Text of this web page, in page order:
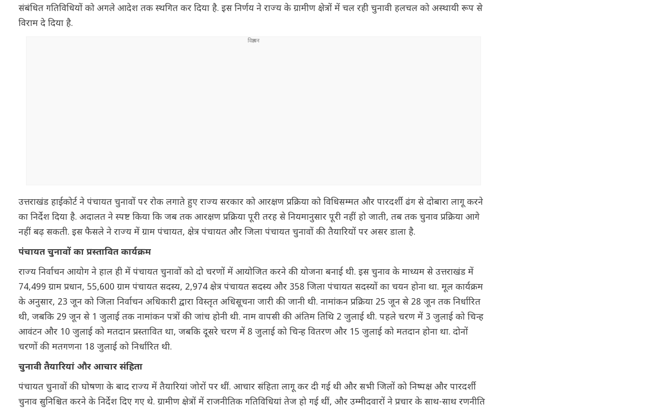
संबंधित गतिविधियों को अगले आदेश तक स्थगित कर दिया है. इस निर्णय ने राज्य के ग्रामीण क्षेत्रों में चल रही चुनावी हलचल को अस्थायी रूप से
विराम दे दिया है.
उत्तराखंड हाईकोर्ट ने पंचायत चुनावों पर रोक लगाते हुए राज्य सरकार को आरक्षण प्रक्रिया को विधिसम्मत और पारदर्शी ढंग से दोबारा लागू करने
का निर्देश दिया है. अदालत ने स्पष्ट किया कि जब तक आरक्षण प्रक्रिया पूरी तरह से नियमानुसार पूरी नहीं हो जाती, तब तक चुनाव प्रक्रिया आगे
नहीं बढ़ सकती. इस फैसले ने राज्य में ग्राम पंचायत, क्षेत्र पंचायत और जिला पंचायत चुनावों की तैयारियों पर असर डाला है.
पंचायत चुनावों का प्रस्तावित कार्यक्रम
राज्य निर्वाचन आयोग ने हाल ही में पंचायत चुनावों को दो चरणों में आयोजित करने की योजना बनाई थी. इस चुनाव के माध्यम से उत्तराखंड में
74,499 ग्राम प्रधान, 55,600 ग्राम पंचायत सदस्य, 2,974 क्षेत्र पंचायत सदस्य और 358 जिला पंचायत सदस्यों का चयन होना था. मूल कार्यक्रम
के अनुसार, 23 जून को जिला निर्वाचन अधिकारी द्वारा विस्तृत अधिसूचना जारी की जानी थी. नामांकन प्रक्रिया 25 जून से 28 जून तक निर्धारित
थी, जबकि 29 जून से 1 जुलाई तक नामांकन पत्रों की जांच होनी थी. नाम वापसी की अंतिम तिथि 2 जुलाई थी. पहले चरण में 3 जुलाई को चिन्ह
आवंटन और 10 जुलाई को मतदान प्रस्तावित था, जबकि दूसरे चरण में 8 जुलाई को चिन्ह वितरण और 15 जुलाई को मतदान होना था. दोनों
चरणों की मतगणना 18 जुलाई को निर्धारित थी.
चुनावी तैयारियां और आचार संहिता
पंचायत चुनावों की घोषणा के बाद राज्य में तैयारियां जोरों पर थीं. आचार संहिता लागू कर दी गई थी और सभी जिलों को निष्पक्ष और पारदर्शी
चुनाव सुनिश्चित करने के निर्देश दिए गए थे. ग्रामीण क्षेत्रों में राजनीतिक गतिविधियां तेज हो गई थीं, और उम्मीदवारों ने प्रचार के साथ-साथ रणनीति